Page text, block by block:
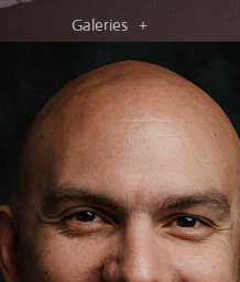
Galeries